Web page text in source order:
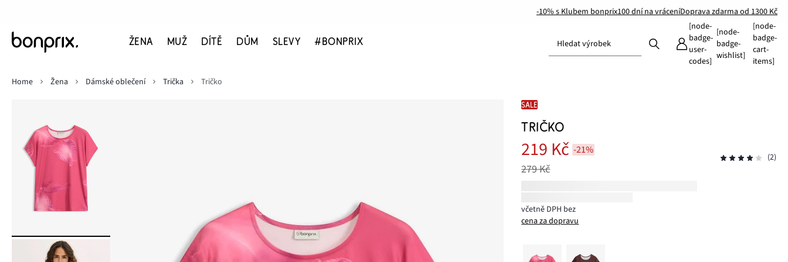
-10% s Klubem bonprix100 dní na vráceníDoprava zdarma od 1300 Kč
ŽENA MUŽ DÍTĚ DŮM SLEVY #BONPRIX Hledat výrobek
[node-
badge-
user-
codes]
[node-
badge-
wishlist]
[node-
badge-
cart-
items]
Home
Žena Dámské oblečení Trička Tričko
SALE
TRIČKO
219 Kč -21%
279 Kč
(2)
včetně DPH bez
cena za dopravu